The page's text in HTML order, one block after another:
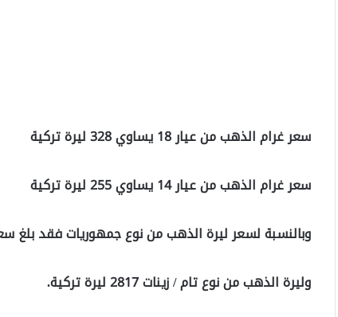
سعر غرام الذهب من عيار 18 يساوي 328 ليرة تركية
سعر غرام الذهب من عيار 14 يساوي 255 ليرة تركية
وبالنسبة لسعر ليرة الذهب من نوع جمهوريات فقد بلغ سعرها 2897 ليرة
وليرة الذهب من نوع تام / زينات 2817 ليرة تركية.